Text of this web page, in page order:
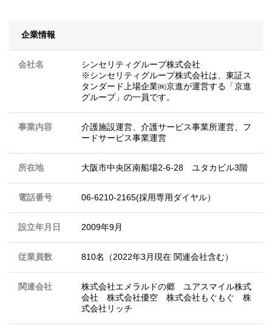
企業情報
会社名
シンセリティグループ株式会社
※シンセリティグループ株式会社は、東証ス
タンダード上場企業㈱京進が運営する「京進
グループ」の一員です。
事業内容
介護施設運営、介護サービス事業所運営、フ
ードサービス事業運営
所在地 大阪市中央区南船場2-6-28 ユタカビル3階
電話番号 06-6210-2165(採用専用ダイヤル）
設立年月日 2009年9月
従業員数 810名（2022年3月現在 関連会社含む）
関連会社
株式会社エメラルドの郷 ユアスマイル株式
会社 株式会社優空 株式会社もぐもぐ 株
式会社リッチ